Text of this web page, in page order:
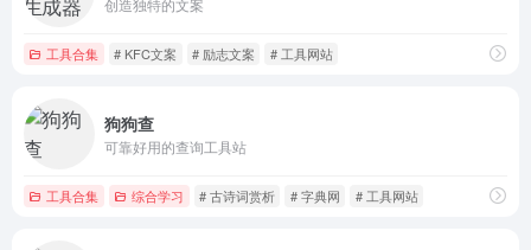
工具合集 # KFC文案 # 励志文案 # 工具网站
狗狗查
可靠好用的查询工具站
工具合集 综合学习 # 古诗词赏析 # 字典网 # 工具网站